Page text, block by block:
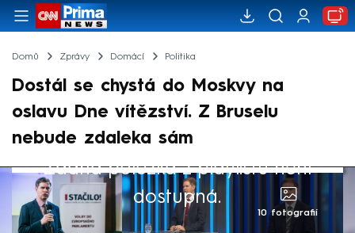
Domů Zprávy Domácí Politika
Dostál se chystá do Moskvy na
oslavu Dne vítězství. Z Bruselu
nebude zdaleka sám
Žádná položka z playlistu není
dostupná.
10 fotografií